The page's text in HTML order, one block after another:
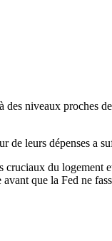
niveaux proches
leurs dépenses a
du logement
que la Fed ne